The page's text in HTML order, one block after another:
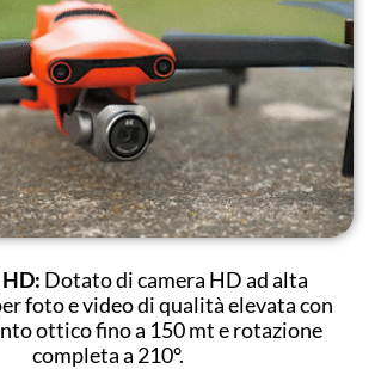
Dotato di camera HD ad alta
foto e video di qualità elevata con
ottico fino a 150 mt e rotazione
completa a 210°.